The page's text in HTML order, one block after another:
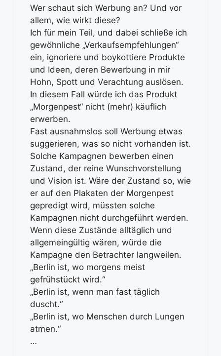
Wer schaut sich Werbung an? Und vor
allem, wie wirkt diese?
Ich für mein Teil, und dabei schließe ich
gewöhnliche „Verkaufsempfehlungen“
ein, ignoriere und boykottiere Produkte
und Ideen, deren Bewerbung in mir
Hohn, Spott und Verachtung auslösen.
In diesem Fall würde ich das Produkt
„Morgenpest“ nicht (mehr) käuflich
erwerben.
Fast ausnahmslos soll Werbung etwas
suggerieren, was so nicht vorhanden ist.
Solche Kampagnen bewerben einen
Zustand, der reine Wunschvorstellung
und Vision ist. Wäre der Zustand so, wie
er auf den Plakaten der Morgenpest
gepredigt wird, müssten solche
Kampagnen nicht durchgeführt werden.
Wenn diese Zustände alltäglich und
allgemeingültig wären, würde die
Kampagne den Betrachter langweilen.
„Berlin ist, wo morgens meist
gefrühstückt wird.“
„Berlin ist, wenn man fast täglich
duscht.“
„Berlin ist, wo Menschen durch Lungen
atmen.“
…